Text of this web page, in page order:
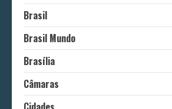
Brasil
Brasil Mundo
Brasília
Câmaras